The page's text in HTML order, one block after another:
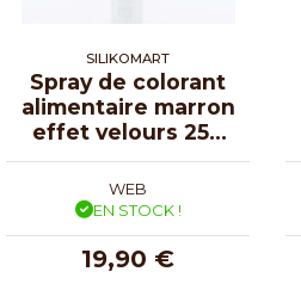
SILIKOMART
Spray de colorant
alimentaire marron
effet velours 250
ml
WEB
EN STOCK !
19,90 €